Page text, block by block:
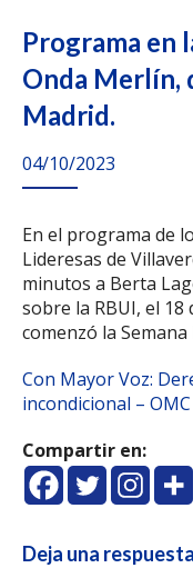
Programa en
Onda Merlín,
Madrid.
04/10/2023
En el programa de
Lideresas de
minutos a Berta
sobre la RBUI, el 18
comenzó la
Con Mayor Voz:
incondicional –
Compartir en:
Deja una respuesta